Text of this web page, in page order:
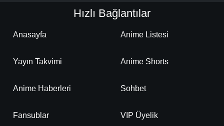
Hızlı Bağlantılar
Anasayfa Anime Listesi
Yayın Takvimi Anime Shorts
Anime Haberleri Sohbet
Fansublar VIP Üyelik